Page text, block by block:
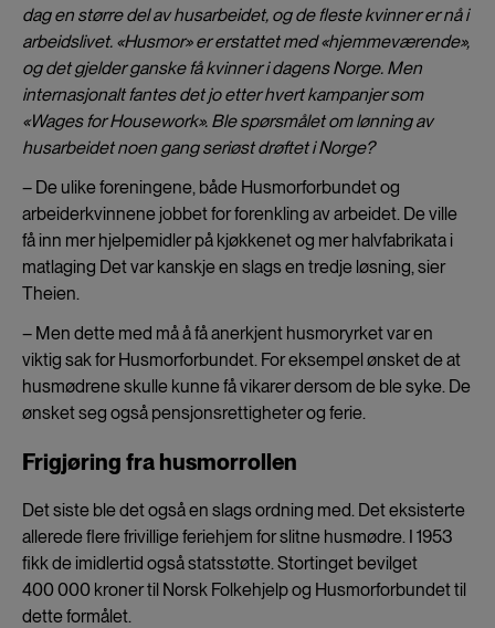
dag en større del av husarbeidet, og de fleste kvinner er nå i
arbeidslivet. «Husmor» er erstattet med «hjemmeværende»,
og det gjelder ganske få kvinner i dagens Norge. Men
internasjonalt fantes det jo etter hvert kampanjer som
«Wages for Housework». Ble spørsmålet om lønning av
husarbeidet noen gang seriøst drøftet i Norge?
– De ulike foreningene, både Husmorforbundet og
arbeiderkvinnene jobbet for forenkling av arbeidet. De ville
få inn mer hjelpemidler på kjøkkenet og mer halvfabrikata i
matlaging Det var kanskje en slags en tredje løsning, sier
Theien.
– Men dette med må å få anerkjent husmoryrket var en
viktig sak for Husmorforbundet. For eksempel ønsket de at
husmødrene skulle kunne få vikarer dersom de ble syke. De
ønsket seg også pensjonsrettigheter og ferie.
Frigjøring fra husmorrollen
Det siste ble det også en slags ordning med. Det eksisterte
allerede flere frivillige feriehjem for slitne husmødre. I 1953
fikk de imidlertid også statsstøtte. Stortinget bevilget
400 000 kroner til Norsk Folkehjelp og Husmorforbundet til
dette formålet.